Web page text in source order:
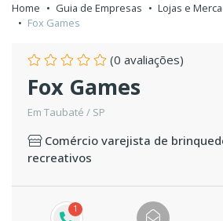
Home Guia de Empresas Lojas e
Fox Games
(0 avaliações)
Fox Games
Em Taubaté / SP
Comércio varejista de
recreativos
1